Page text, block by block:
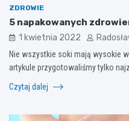
ZDROWIE
5 napakowanych
1 kwietnia 2022
Nie wszystkie soki mają wysokie
artykule przygotowaliśmy tylko
Czytaj dalej